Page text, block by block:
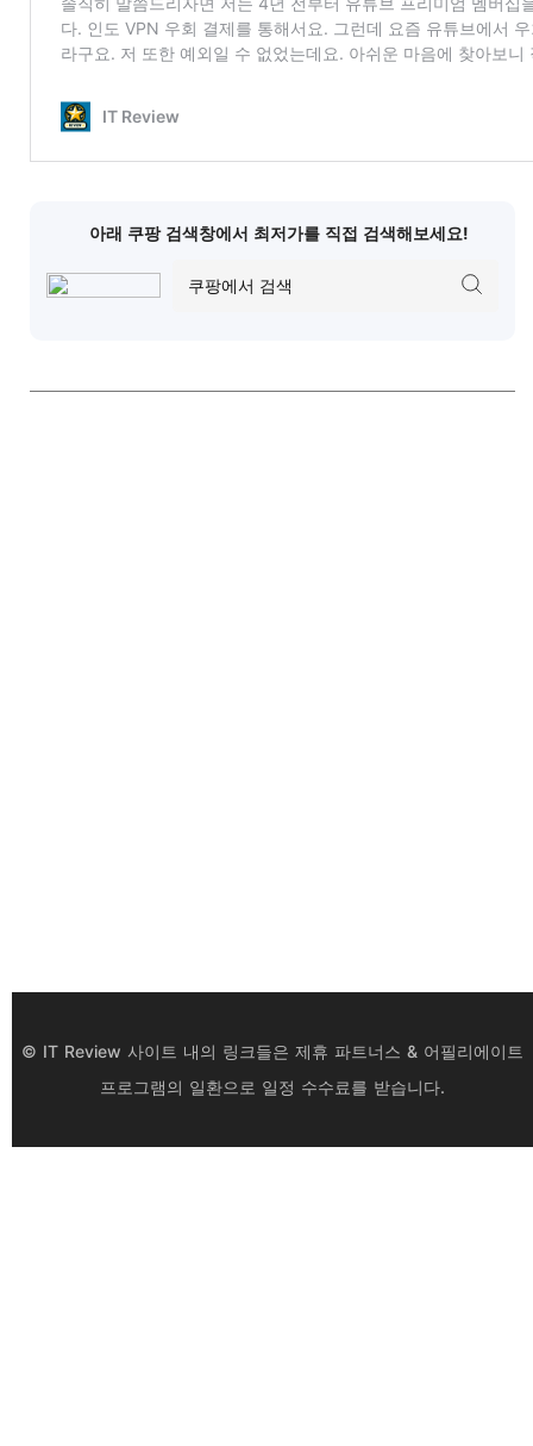
아래 쿠팡 검색창에서 최저가를 직접 검색해보세요!
© IT Review 사이트 내의 링크들은 제휴 파트너스 & 어필리에이트
프로그램의 일환으로 일정 수수료를 받습니다.